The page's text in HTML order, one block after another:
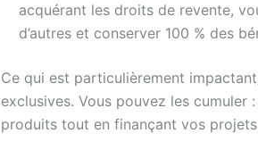
acquérant les droits de revente,
d’autres et conserver 100 % des
Ce qui est particulièrement
exclusives. Vous pouvez les
produits tout en finançant vos